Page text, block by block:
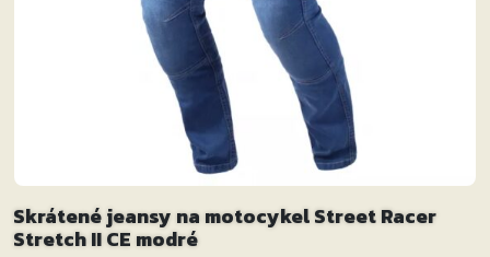
Skrátené jeansy na motocykel Street Racer
Stretch II CE modré